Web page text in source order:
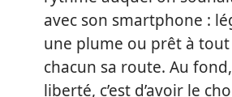
avec son smartphone :
une plume ou prêt à tout
chacun sa route. Au
liberté, c’est d’avoir le